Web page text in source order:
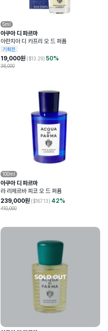
5ml
아쿠아 디 파르마
아란치아 디 카프리 오 드 퍼퓸
기획전
19,000원 ($13.29) 50%
38,000
100ml
아쿠아 디 파르마
라 리제르바 피코 오 드 퍼퓸
239,000원 ($167.13) 42%
410,000